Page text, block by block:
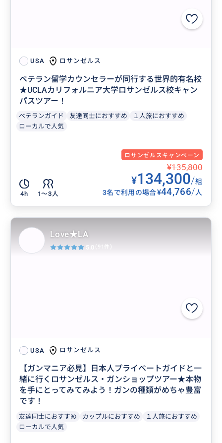
USA ロサンゼルス
ベテラン留学カウンセラーが同行する世界的有名校
★UCLAカリフォルニア大学ロサンゼルス校キャン
パスツアー！
ベテランガイド 友達同士におすすめ
１人旅におすすめ
ローカルで人気
ロサンゼルスキャンペーン
4h 1〜3人
¥135,800
¥134,300/組
3名で利用の場合¥44,766/人
USA ロサンゼルス
【ガンマニア必見】日本人プライベートガイドと一
緒に行くロサンゼルス・ガンショップツアー★本物
を手にとってみてみよう！ガンの種類がめちゃ豊富
です！
友達同士におすすめ カップルにおすすめ
１人旅におすすめ
ローカルで人気
Love★LA
5.0 (91件)